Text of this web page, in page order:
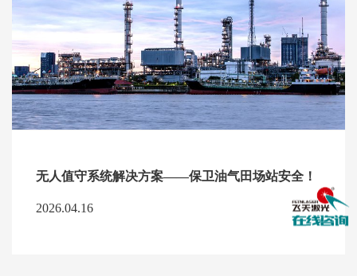
无人值守系统解决方案——保卫油气田场站安全！
2026.04.16